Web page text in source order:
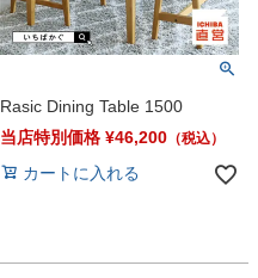
Rasic Dining Table 1500
当店特別価格 ¥46,200
カートに入れる